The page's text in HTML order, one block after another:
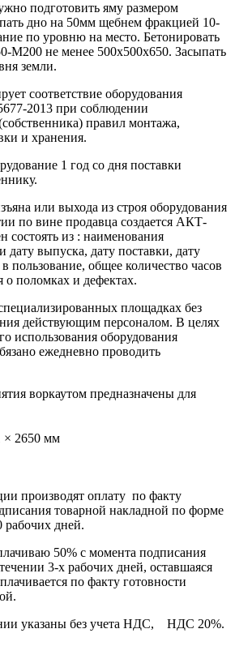
подготовить яму размером
дно на 50мм щебнем фракцией 10-
по уровню на место. Бетонировать
М200 не менее 500х500х650. Засыпать
земли.
соответствие оборудования
2013 при соблюдении
правил монтажа,
и хранения.
1 год со дня поставки
или выхода из строя оборудования
по вине продавца создается АКТ-
состоять из : наименования
дату выпуска, дату поставки, дату
пользование, общее количество часов
о поломках и дефектах.
площадках без
действующим персоналом. В целях
использования оборудования
ежедневно проводить
воркаутом предназначены для
× 2650 мм
производят оплату по факту
товарной накладной по форме
дней.
50% с момента подписания
3-х рабочих дней, оставшаяся
по факту готовности
указаны без учета НДС, НДС 20%.